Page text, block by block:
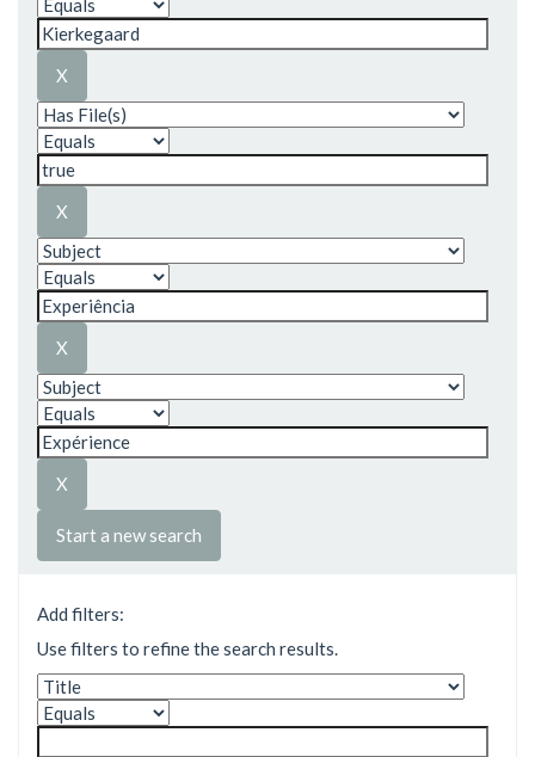
Start a new search
Add filters:
Use filters to refine the search results.